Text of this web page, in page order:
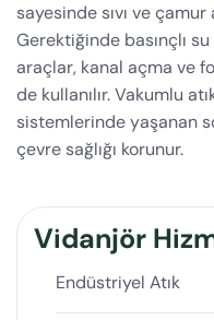
sayesinde sıvı ve çamur
Gerektiğinde basınçlı
araçlar, kanal açma ve
de kullanılır. Vakumlu
sistemlerinde yaşanan
çevre sağlığı korunur.
Vidanjör
Endüstriyel Atık